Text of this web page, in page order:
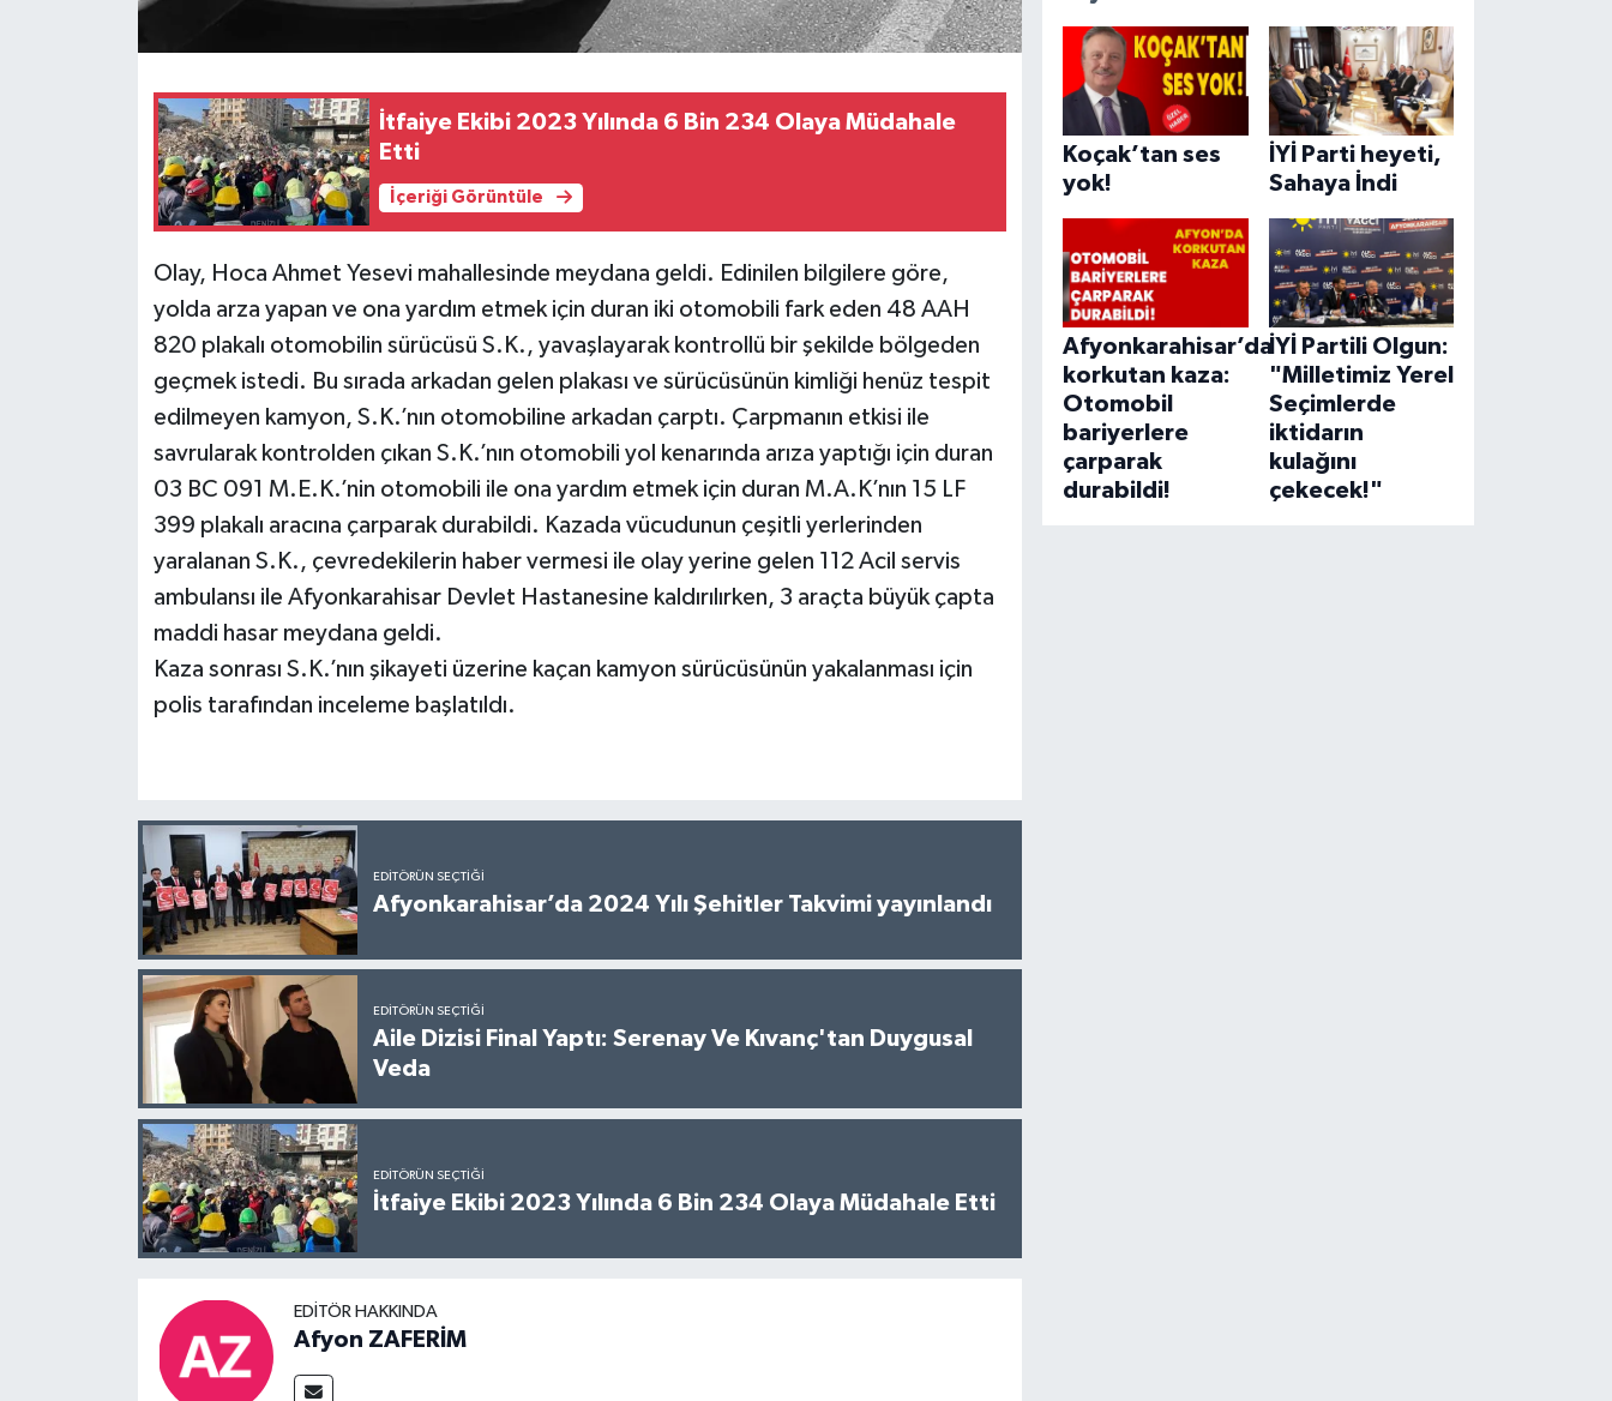
İtfaiye Ekibi 2023 Yılında 6 Bin 234 Olaya Müdahale
Etti
İçeriği Görüntüle
Olay, Hoca Ahmet Yesevi mahallesinde meydana geldi. Edinilen bilgilere göre,
yolda arza yapan ve ona yardım etmek için duran iki otomobili fark eden 48 AAH
820 plakalı otomobilin sürücüsü S.K., yavaşlayarak kontrollü bir şekilde bölgeden
geçmek istedi. Bu sırada arkadan gelen plakası ve sürücüsünün kimliği henüz tespit
edilmeyen kamyon, S.K.’nın otomobiline arkadan çarptı. Çarpmanın etkisi ile
savrularak kontrolden çıkan S.K.’nın otomobili yol kenarında arıza yaptığı için duran
03 BC 091 M.E.K.’nin otomobili ile ona yardım etmek için duran M.A.K’nın 15 LF
399 plakalı aracına çarparak durabildi. Kazada vücudunun çeşitli yerlerinden
yaralanan S.K., çevredekilerin haber vermesi ile olay yerine gelen 112 Acil servis
ambulansı ile Afyonkarahisar Devlet Hastanesine kaldırılırken, 3 araçta büyük çapta
maddi hasar meydana geldi.
Kaza sonrası S.K.’nın şikayeti üzerine kaçan kamyon sürücüsünün yakalanması için
polis tarafından inceleme başlatıldı.
EDITÖRÜN SEÇTIĞI
Afyonkarahisar’da 2024 Yılı Şehitler Takvimi yayınlandı
EDITÖRÜN SEÇTIĞI
Aile Dizisi Final Yaptı: Serenay Ve Kıvanç'tan Duygusal
Veda
EDITÖRÜN SEÇTIĞI
İtfaiye Ekibi 2023 Yılında 6 Bin 234 Olaya Müdahale Etti
EDITÖR HAKKINDA
Afyon ZAFERİM
Koçak’tan ses
yok!
İYİ Parti heyeti,
Sahaya İndi
Afyonkarahisar’da
korkutan kaza:
Otomobil
bariyerlere
çarparak
durabildi!
İYİ Partili Olgun:
"Milletimiz Yerel
Seçimlerde
iktidarın
kulağını
çekecek!"